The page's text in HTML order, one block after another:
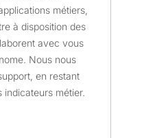
métiers,
à disposition des
avec vous
Nous nous
en restant
métier.